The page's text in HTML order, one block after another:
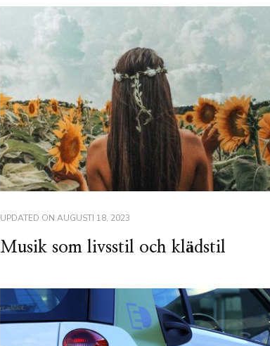
UPDATED ON AUGUSTI 18, 2023
Musik som livsstil och klädstil